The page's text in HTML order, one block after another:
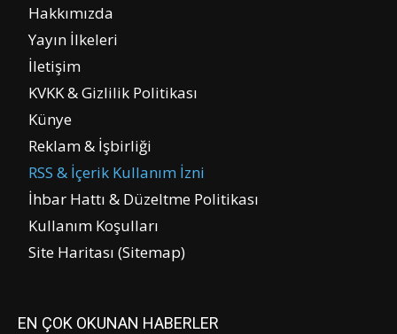
Hakkımızda
Yayın İlkeleri
İletişim
KVKK & Gizlilik Politikası
Künye
Reklam & İşbirliği
RSS & İçerik Kullanım İzni
İhbar Hattı & Düzeltme Politikası
Kullanım Koşulları
Site Haritası (Sitemap)
EN ÇOK OKUNAN HABERLER